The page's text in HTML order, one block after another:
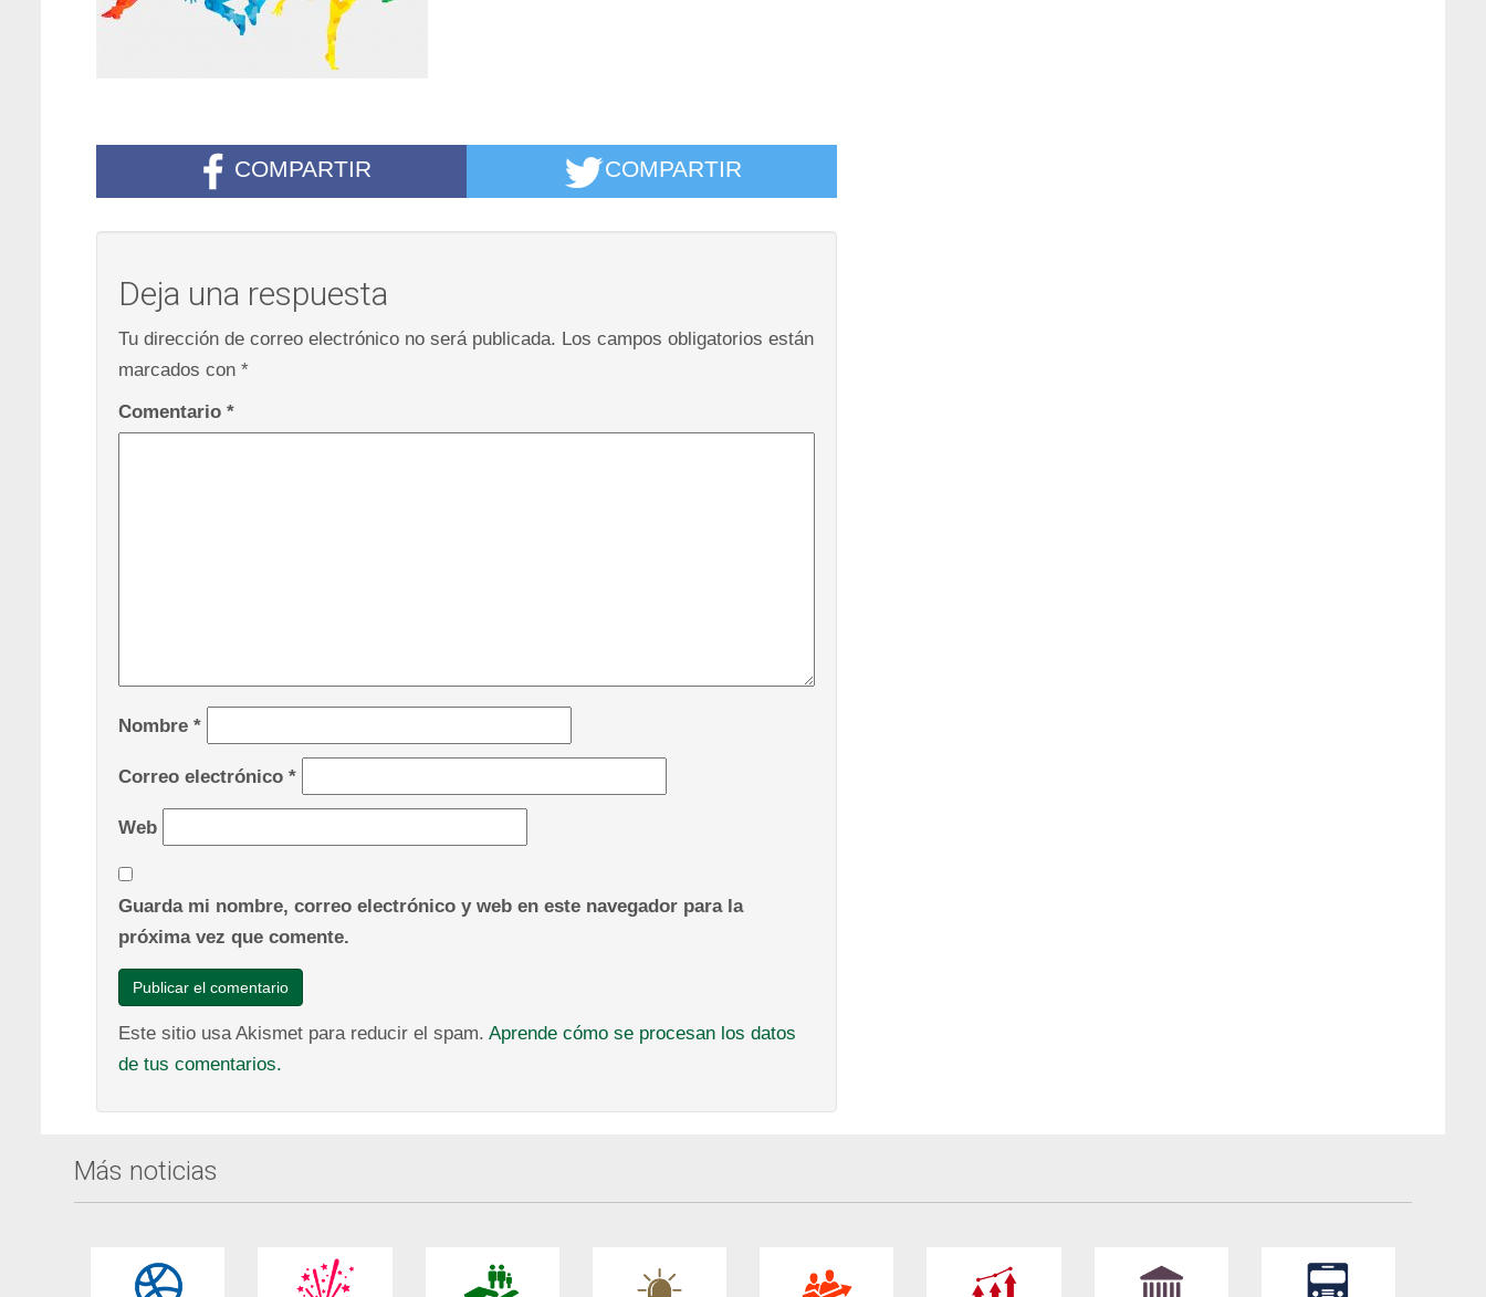
COMPARTIR COMPARTIR
Deja una respuesta
Tu dirección de correo electrónico no será publicada. Los campos obligatorios están
marcados con *
Comentario *
Nombre *
Correo electrónico *
Web
Guarda mi nombre, correo electrónico y web en este navegador para la
próxima vez que comente.
Este sitio usa Akismet para reducir el spam. Aprende cómo se procesan los datos
de tus comentarios.
Más noticias